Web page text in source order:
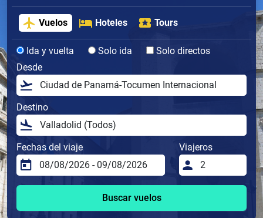
Vuelos Hoteles Tours
Ida y vuelta Solo ida
Solo directos
Desde
Destino
Fechas del viaje Viajeros
Buscar vuelos